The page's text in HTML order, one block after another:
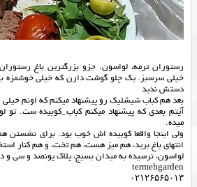
رستوران ترمه، لواسون. جزو بزرگترین باغ
خیلی سرسبز. یک چلو گوشت دارن که خیلی خوشمزه
دستش ندید
بعد هم کباب شیشلیک رو پیشنهاد میکنم که اونم
آیتم بعدی که پیشنهاد میکنم کباب_کوبیده ست. تو
میده.
ولی اینجا واقعا کوبیده اش خوب بود. برای نشستن
انتهای باغ برید، هم میز هست، هم تخت، و هم کنار
لواسون، نرسیده به میدان بسیج، پلاک پونصد و سی و
termehgarden
۰۲۱۲۶۵۶۵۰۱۳